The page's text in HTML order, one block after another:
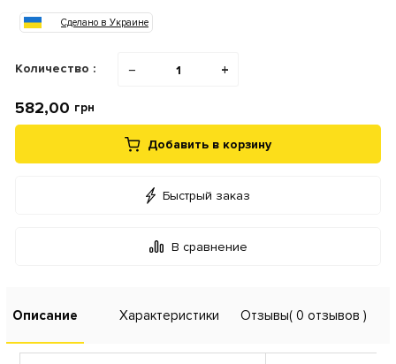
Сделано в Украине
Количество : − +
582,00 грн
Добавить в корзину
Быстрый заказ
В сравнение
Описание Характеристики Отзывы( 0 отзывов )